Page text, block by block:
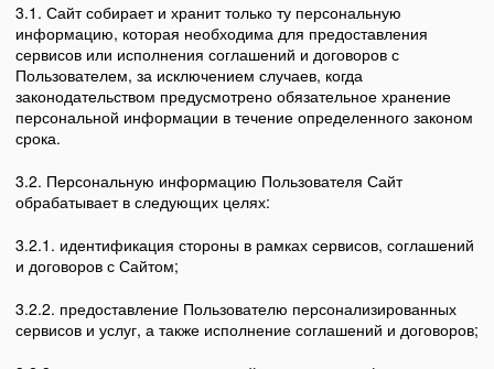
3.1. Сайт собирает и хранит только ту персональную
информацию, которая необходима для предоставления
сервисов или исполнения соглашений и договоров с
Пользователем, за исключением случаев, когда
законодательством предусмотрено обязательное хранение
персональной информации в течение определенного законом
срока.
3.2. Персональную информацию Пользователя Сайт
обрабатывает в следующих целях:
3.2.1. идентификация стороны в рамках сервисов, соглашений
и договоров с Сайтом;
3.2.2. предоставление Пользователю персонализированных
сервисов и услуг, а также исполнение соглашений и договоров;